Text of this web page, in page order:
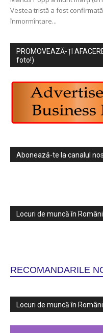
Vestea tristă a fost
înmormîntare...
PROMOVEAZĂ-ȚI
foto!)
Abonează-te la canalul
Locuri de muncă în
RECOMANDARILE
Locuri de muncă în